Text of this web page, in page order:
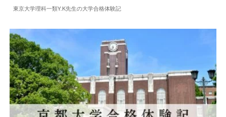
東京大学理科一類Y.K先生の大学合格体験記